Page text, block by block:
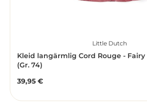
Little Dutch
Kleid langärmlig Cord Rouge -
(Gr. 74)
Regulärer Preis:
39,95 €